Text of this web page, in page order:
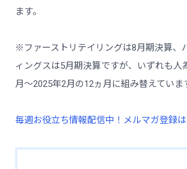
ます。
※ファーストリテイリングは8月期決算、
ィングスは5月期決算ですが、いずれも人
月〜2025年2月の12ヵ月に組み替えていま
毎週お役立ち情報配信中！メルマガ登録